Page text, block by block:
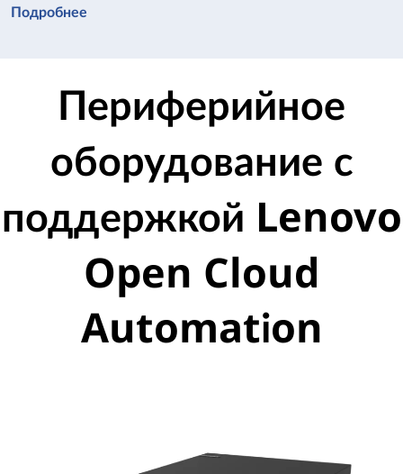
Подробнее
Периферийное
оборудование с
поддержкой Lenovo
Open Cloud
Automation